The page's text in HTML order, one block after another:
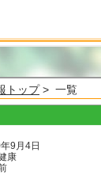
トップ> 一覧
9月4日
康